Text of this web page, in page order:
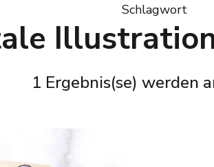
Schlagwort
1 Ergebnis(se) werden